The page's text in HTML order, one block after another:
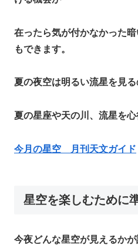
在ったら気が付かなかった
もできます。
夏の夜空は明るい流星を見る
夏の星座や天の川、流星を心
今月の星空 月刊天文ガイド
星空を楽しむために
今夜どんな星空が見えるか